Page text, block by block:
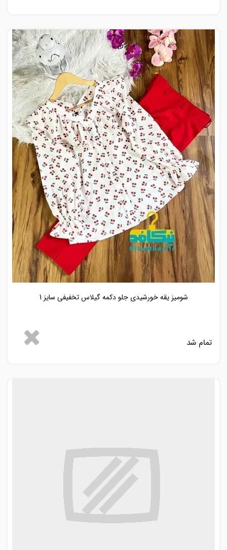
شومیز یقه خورشیدی جلو دکمه گیلاس تخفیفی سایز 1
تمام شد